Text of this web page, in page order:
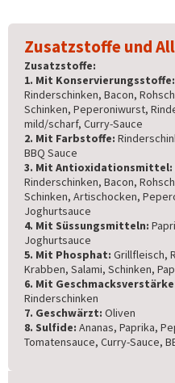
Zusatzstoffe und
Zusatzstoffe:
1. Mit Konservierungsstoffe:
Rinderschinken, Bacon,
Schinken, Peperoniwurst,
mild/scharf, Curry-Sauce
2. Mit Farbstoffe:
BBQ Sauce
3. Mit Antioxidationsmittel:
Rinderschinken, Bacon,
Schinken, Artischocken,
Joghurtsauce
4. Mit Süssungsmitteln:
Joghurtsauce
5. Mit Phosphat: Grillfleisch,
Krabben, Salami, Schinken,
6. Mit
Rinderschinken
7. Geschwärzt: Oliven
8. Sulfide: Ananas, Paprika,
Tomatensauce, Curry-Sauce,